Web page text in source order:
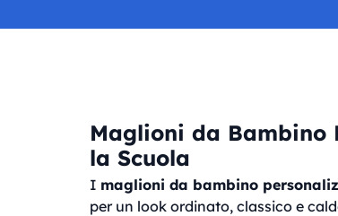
Maglioni da Bambino
la Scuola
I maglioni da bambino
per un look ordinato, classico e